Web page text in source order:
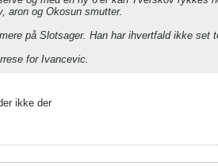
aron og Okosun smutter.
på Slotsager. Han har ihvertfald ikke set
for Ivancevic.
ikke der